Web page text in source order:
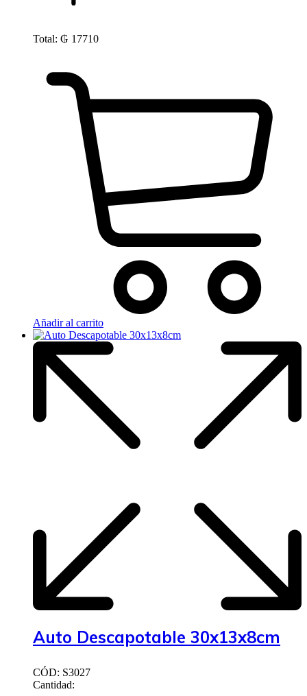
Total: ₲ 17710
Añadir al carrito
Auto Descapotable 30x13x8cm
CÓD: S3027
Cantidad: